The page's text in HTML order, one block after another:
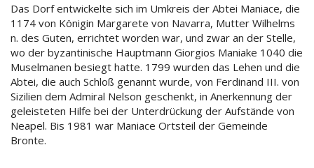
Das Dorf entwickelte sich im Umkreis der Abtei Maniace, die
1174 von Königin Margarete von Navarra, Mutter Wilhelms
n. des Guten, errichtet worden war, und zwar an der Stelle,
wo der byzantinische Hauptmann Giorgios Maniake 1040 die
Muselmanen besiegt hatte. 1799 wurden das Lehen und die
Abtei, die auch Schloß genannt wurde, von Ferdinand III. von
Sizilien dem Admiral Nelson geschenkt, in Anerkennung der
geleisteten Hilfe bei der Unterdrückung der Aufstände von
Neapel. Bis 1981 war Maniace Ortsteil der Gemeinde
Bronte.